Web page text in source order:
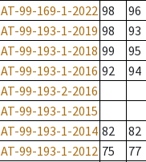
AT-99-169-1-2022 98 96
AT-99-193-1-2019 98 93
AT-99-193-1-2018 99 95
AT-99-193-1-2016 92 94
AT-99-193-2-2016
AT-99-193-1-2015
AT-99-193-1-2014 82 82
AT-99-193-1-2012 75 77